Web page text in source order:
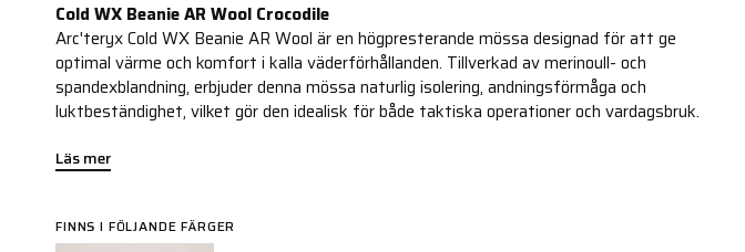
Cold WX Beanie AR Wool Crocodile
Arc'teryx Cold WX Beanie AR Wool är en högpresterande mössa designad för att ge
optimal värme och komfort i kalla väderförhållanden. Tillverkad av merinoull- och
spandexblandning, erbjuder denna mössa naturlig isolering, andningsförmåga och
luktbeständighet, vilket gör den idealisk för både taktiska operationer och vardagsbruk.
Läs mer
FINNS I FÖLJANDE FÄRGER